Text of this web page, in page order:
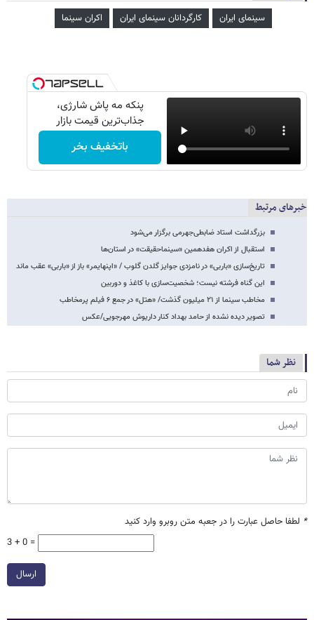
سینمای ایران کارگردانان سینمای ایران اکران سینما
پنکه مه پاش شارژی،
جذاب‌ترین قیمت بازار
باتخفیف بخر
خبرهای مرتبط
بزرگداشت استاد ضابطی‌جهرمی برگزار می‌شود
استقبال از اکران هفدهمین «سینماحقیقت» در استان‌ها
تاریخ‌سازی «باربی» در نامزدی جوایز گلدن گلوب / «اپنهایمر» باز از «باربی» عقب ماند
این گناه فرشته نیست؛ شخصیت‌سازی با کاغذ و دوربین
مخاطب سینما از ۲۱ میلیون گذشت/ «هتل» در جمع ۶ فیلم پرمخاطب
تصویر دیده نشده از حامد بهداد کنار داریوش مهرجویی/عکس
نظر شما
* لطفا حاصل عبارت را در جعبه متن روبرو وارد کنید
3 + 0 =
ارسال